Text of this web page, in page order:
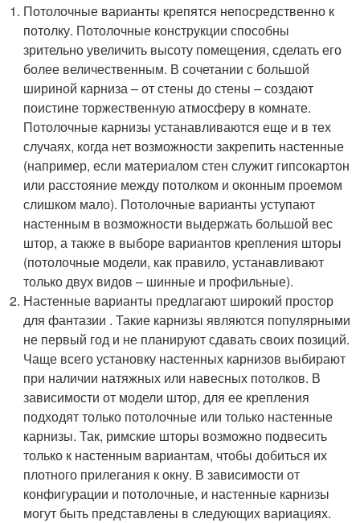
Потолочные варианты крепятся непосредственно к
потолку. Потолочные конструкции способны
зрительно увеличить высоту помещения, сделать его
более величественным. В сочетании с большой
шириной карниза – от стены до стены – создают
поистине торжественную атмосферу в комнате.
Потолочные карнизы устанавливаются еще и в тех
случаях, когда нет возможности закрепить настенные
(например, если материалом стен служит гипсокартон
или расстояние между потолком и оконным проемом
слишком мало). Потолочные варианты уступают
настенным в возможности выдержать большой вес
штор, а также в выборе вариантов крепления шторы
(потолочные модели, как правило, устанавливают
только двух видов – шинные и профильные).
Настенные варианты предлагают широкий простор
для фантазии . Такие карнизы являются популярными
не первый год и не планируют сдавать своих позиций.
Чаще всего установку настенных карнизов выбирают
при наличии натяжных или навесных потолков. В
зависимости от модели штор, для ее крепления
подходят только потолочные или только настенные
карнизы. Так, римские шторы возможно подвесить
только к настенным вариантам, чтобы добиться их
плотного прилегания к окну. В зависимости от
конфигурации и потолочные, и настенные карнизы
могут быть представлены в следующих вариациях.